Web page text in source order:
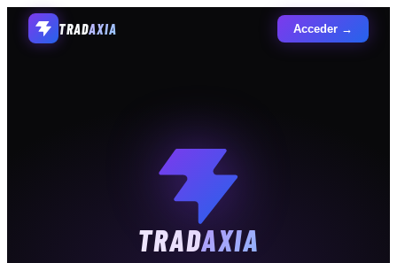
TRADAXIA Acceder →
TRADAXIA